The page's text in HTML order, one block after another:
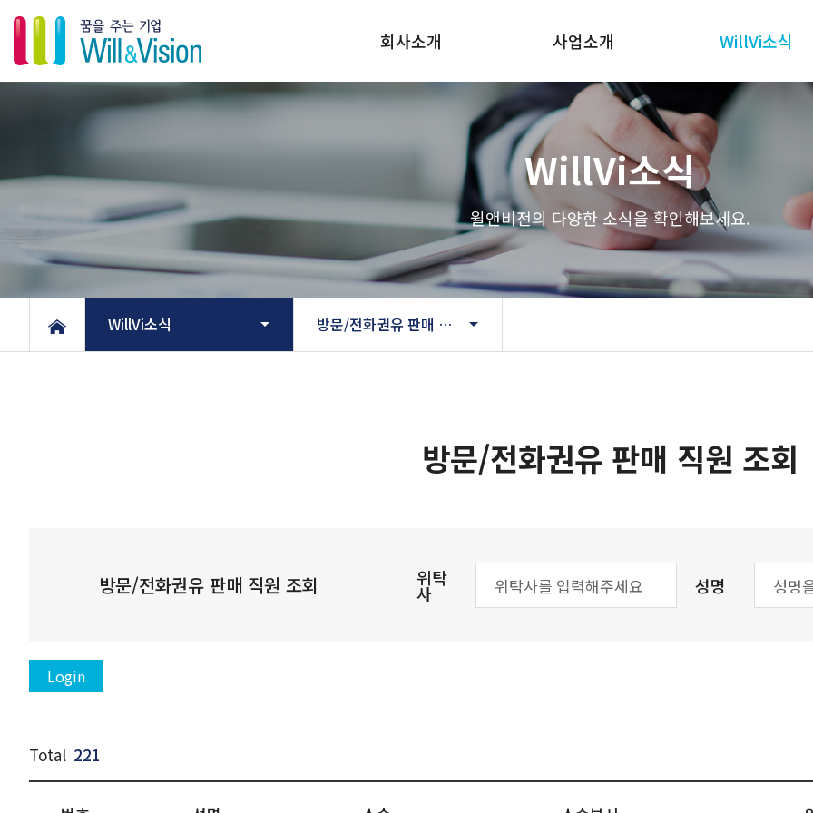
회사소개 사업소개 WillVi소식
WillVi소식
윌앤비전의 다양한 소식을 확인해보세요.
WillVi소식 방문/전화권유 판매 직원 조회
방문/전화권유 판매 직원 조회
방문/전화권유 판매 직원 조회 위탁
사 성명
Login
Total 221